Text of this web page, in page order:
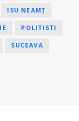
ISU NEAMȚ
POLITISTI
SUCEAVA